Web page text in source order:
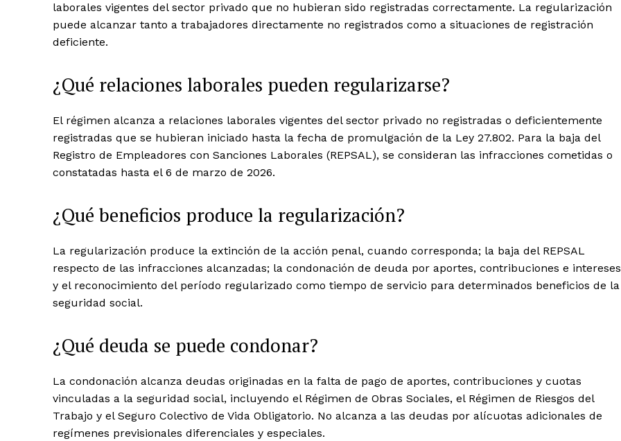
laborales vigentes del sector privado que no hubieran sido registradas correctamente. La regularización
puede alcanzar tanto a trabajadores directamente no registrados como a situaciones de registración
deficiente.
¿Qué relaciones laborales pueden regularizarse?
El régimen alcanza a relaciones laborales vigentes del sector privado no registradas o deficientemente
registradas que se hubieran iniciado hasta la fecha de promulgación de la Ley 27.802. Para la baja del
Registro de Empleadores con Sanciones Laborales (REPSAL), se consideran las infracciones cometidas o
constatadas hasta el 6 de marzo de 2026.
¿Qué beneficios produce la regularización?
La regularización produce la extinción de la acción penal, cuando corresponda; la baja del REPSAL
respecto de las infracciones alcanzadas; la condonación de deuda por aportes, contribuciones e
y el reconocimiento del período regularizado como tiempo de servicio para determinados beneficios de la
seguridad social.
¿Qué deuda se puede condonar?
La condonación alcanza deudas originadas en la falta de pago de aportes, contribuciones y cuotas
vinculadas a la seguridad social, incluyendo el Régimen de Obras Sociales, el Régimen de Riesgos del
Trabajo y el Seguro Colectivo de Vida Obligatorio. No alcanza a las deudas por alícuotas adicionales de
regímenes previsionales diferenciales y especiales.